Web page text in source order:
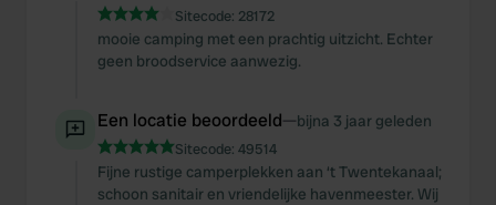
Sitecode: 28172
mooie camping met een prachtig uitzicht. Echter
geen broodservice aanwezig.
Een locatie beoordeeld—bijna 3 jaar geleden
Sitecode: 49514
Fijne rustige camperplekken aan ‘t Twentekanaal;
schoon sanitair en vriendelijke havenmeester. Wij